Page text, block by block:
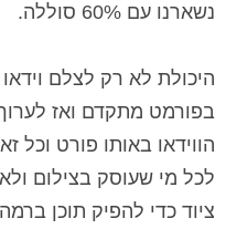
נשארנו עם 60% סוללה.
בפורמט מתקדם ואז
הווידאו באותו פורט וכל
לכל מי שעוסק בצילום
ציוד כדי להפיק תוכן